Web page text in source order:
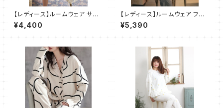
【レディース】ルームウェア サテ
ン レース ワンピース パジャマ
部屋着 ２点セット SH024
¥4,400
【レディース】ルームウェア フリ
ース レース パジャマ 部屋着 ２
点セット SH021
¥5,390